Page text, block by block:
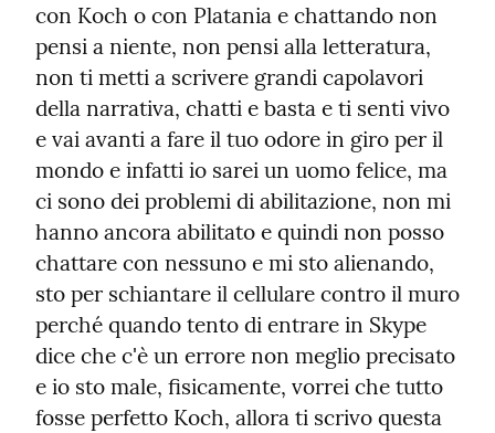
con Koch o con Platania e chattando non
pensi a niente, non pensi alla letteratura,
non ti metti a scrivere grandi capolavori
della narrativa, chatti e basta e ti senti vivo
e vai avanti a fare il tuo odore in giro per il
mondo e infatti io sarei un uomo felice, ma
ci sono dei problemi di abilitazione, non mi
hanno ancora abilitato e quindi non posso
chattare con nessuno e mi sto alienando,
sto per schiantare il cellulare contro il muro
perché quando tento di entrare in Skype
dice che c'è un errore non meglio precisato
e io sto male, fisicamente, vorrei che tutto
fosse perfetto Koch, allora ti scrivo questa